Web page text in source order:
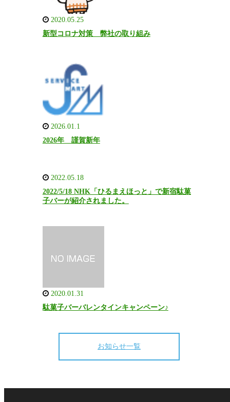
2020.05.25
新型コロナ対策 弊社の取り組み
2026.01.1
2026年 謹賀新年
2022.05.18
2022/5/18 NHK「ひるまえほっと」で新宿駄菓
子バーが紹介されました。
2020.01.31
駄菓子バーバレンタインキャンペーン♪
お知らせ一覧